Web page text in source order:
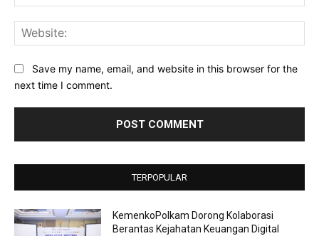
Save my name, email, and website in this browser for the
next time I comment.
TERPOPULAR
KemenkoPolkam Dorong Kolaborasi
Berantas Kejahatan Keuangan Digital